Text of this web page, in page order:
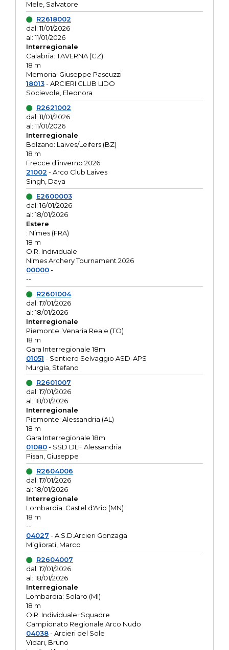
Mele, Salvatore
R2618002
dal: 11/01/2026
al: 11/01/2026
Interregionale
Calabria: TAVERNA (CZ)
18 m
Memorial Giuseppe Pascuzzi
18013- ARCIERI CLUB LIDO
Socievole, Eleonora
R2621002
dal: 11/01/2026
al: 11/01/2026
Interregionale
Bolzano: Laives/Leifers (BZ)
18 m
Frecce d’inverno 2026
21002 - Arco Club Laives
Singh, Daya
E2600003
dal: 16/01/2026
al: 18/01/2026
Estere
: Nimes (FRA)
18 m
O.R. Individuale
Nimes Archery Tournament 2026
00000-
--
R2601004
dal: 17/01/2026
al: 18/01/2026
Interregionale
Piemonte: Venaria Reale (TO)
18 m
Gara Interregionale 18m
01051 - Sentiero Selvaggio ASD-APS
Murgia, Stefano
R2601007
dal: 17/01/2026
al: 18/01/2026
Interregionale
Piemonte: Alessandria (AL)
18 m
Gara Interregionale 18m
01080- SSD DLF Alessandria
Pisan, Giuseppe
R2604006
dal: 17/01/2026
al: 18/01/2026
Interregionale
Lombardia: Castel d'Ario (MN)
18 m
--
04027 - A.S.D.Arcieri Gonzaga
Migliorati, Marco
R2604007
dal: 17/01/2026
al: 18/01/2026
Interregionale
Lombardia: Solaro (MI)
18 m
O.R. Individuale+Squadre
Campionato Regionale Arco Nudo
04038- Arcieri del Sole
Vidari, Bruno